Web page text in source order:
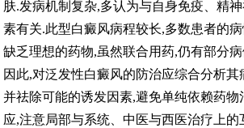
肤.发病机制复杂,多认为与自身免疫、精
素有关.此型白癜风病程较长,多数患者的
缺乏理想的药物,虽然联合用药,仍有部分
因此,对泛发性白癜风的防治应综合分析
并祛除可能的诱发因素,避免单纯依赖药物
应,注意局部与系统、中医与西医治疗上的